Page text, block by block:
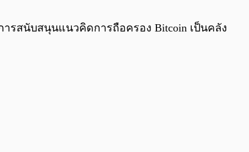
ารสนับสนุนแนวคิดการถือครอง Bitcoin เป็นคลัง